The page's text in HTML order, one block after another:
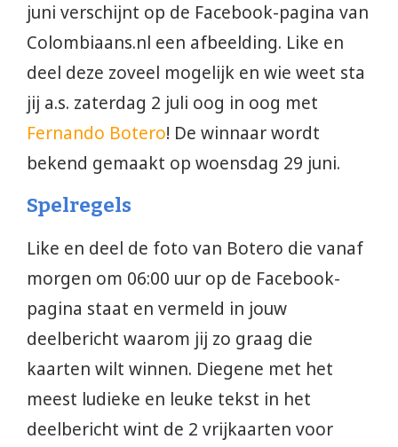
juni verschijnt op de Facebook-pagina van
Colombiaans.nl een afbeelding. Like en
deel deze zoveel mogelijk en wie weet sta
jij a.s. zaterdag 2 juli oog in oog met
Fernando Botero! De winnaar wordt
bekend gemaakt op woensdag 29 juni.
Spelregels
Like en deel de foto van Botero die vanaf
morgen om 06:00 uur op de Facebook-
pagina staat en vermeld in jouw
deelbericht waarom jij zo graag die
kaarten wilt winnen. Diegene met het
meest ludieke en leuke tekst in het
deelbericht wint de 2 vrijkaarten voor